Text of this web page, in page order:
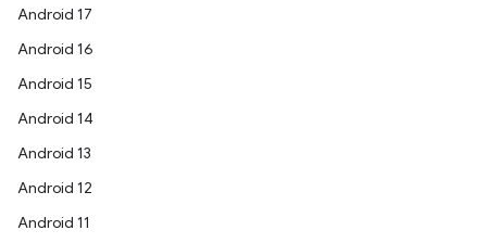
Android 17
Android 16
Android 15
Android 14
Android 13
Android 12
Android 11